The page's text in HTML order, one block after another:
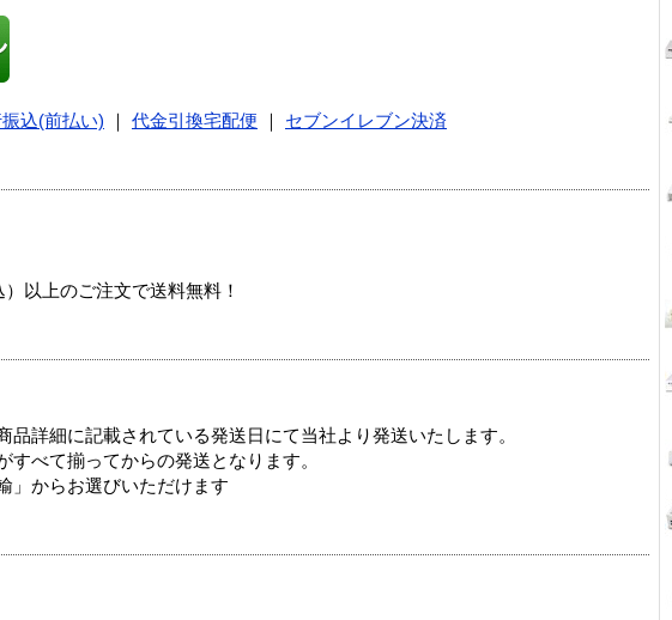
込(前払い) 代金引換宅配便
セブンイレブン決済
以上のご注文で送料無料！
詳細に記載されている発送日にて当社より発送いたします。
べて揃ってからの発送となります。
」からお選びいただけます